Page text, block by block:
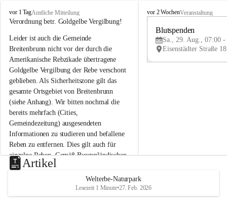
B
r
i
t
e
n
b
r
u
n
n
a
m
N
e
u
s
d
vor 1 TagAmtliche Mitteilung
Verordnung betr. Goldgelbe Vergilbung!
Leider ist auch die Gemeinde
Breitenbrunn nicht vor der durch die
Amerikanische Rebzikade übertragene
Goldgelbe Vergilbung der Rebe verschont
geblieben. Als Sicherheitszone gilt das
gesamte Ortsgebiet von Breitenbrunn
(siehe Anhang). Wir bitten nochmal die
bereits mehrfach (Cities,
Gemeindezeitung) ausgesendeten
Informationen zu studieren und befallene
Reben zu entfernen. Dies gilt auch für
einzelne Reben. Gemäß Burgenländischen
Weinbaugesetz sind nicht gepflegte oder
unzulässige Weingärten zu roden! Bitte
helfen wir zusammen um unsere Winzer
vor den prognostizierten Ernteausfällen
B
e
u
e
d
vor 2 WochenVeranstaltung
Blutspenden
Sa., 29. Aug., 07:00 -
Artikel
Welterbe-Naturpark
Lesezeit 1 Minute•27. Feb. 2026